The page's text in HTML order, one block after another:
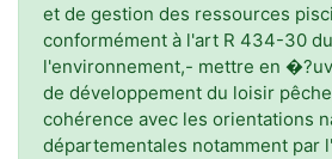
et de gestion des ressources
conformément à l'art R 434-30
l'environnement,- mettre en
de développement du loisir
cohérence avec les orientations
départementales notamment par